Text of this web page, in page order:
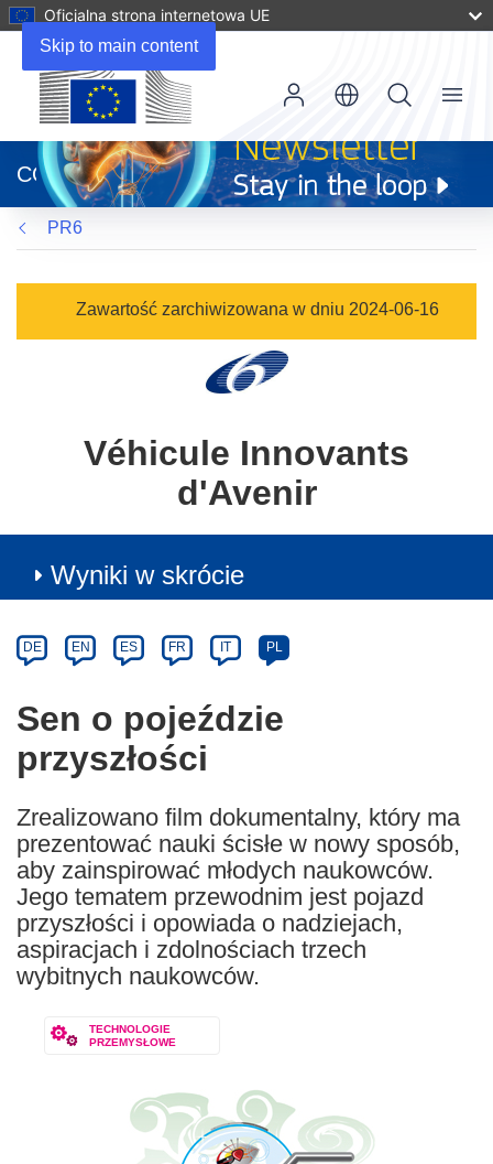
Skip to main content
Oficjalna strona internetowa UE
otworzy
się
w
nowym
oknie)
CORDIS
Menu
PR6
Zawartość zarchiwizowana w dniu 2024-06-16
Véhicule Innovants
d'Avenir
Wyniki w skrócie
Category
Article
available
the
following
languages:
DE EN ES FR IT PL
Sen o pojeździe
przyszłości
Zrealizowano film dokumentalny, który ma
prezentować nauki ścisłe w nowy sposób,
aby zainspirować młodych naukowców.
Jego tematem przewodnim jest pojazd
przyszłości i opowiada o nadziejach,
aspiracjach i zdolnościach trzech
wybitnych naukowców.
TECHNOLOGIE
PRZEMYSŁOWE